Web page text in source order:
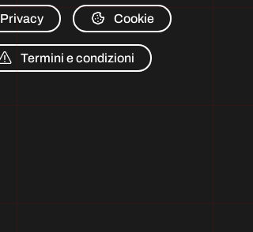
Privacy Cookie
Termini e condizioni